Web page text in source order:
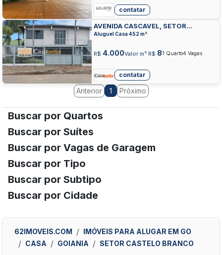
contatar
AVENIDA CASCAVEL, SETOR
CASTELO BRANCO, GOIANIA
Aluguel Casa 452 m²
R$ 4.000Valor m² R$ 81 Quarto4 Vagas
contatar
Anterior 1 Próximo
Buscar por Quartos
Buscar por Suítes
Buscar por Vagas de Garagem
Buscar por Tipo
Buscar por Subtipo
Buscar por Cidade
62IMOVEIS.COM
IMÓVEIS PARA ALUGAR EM GO
CASA
GOIANIA SETOR CASTELO BRANCO